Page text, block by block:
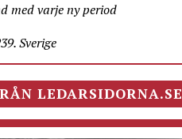
med varje ny period
Sverige
LEDARSIDORNA.SE